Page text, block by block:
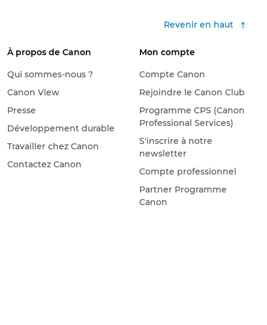
Revenir en haut
À propos de Canon
Qui sommes-nous ?
Canon View
Presse
Développement durable
Travailler chez Canon
Contactez Canon
Mon compte
Compte Canon
Rejoindre le Canon Club
Programme CPS (Canon
Professional Services)
S'inscrire à notre
newsletter
Compte professionnel
Partner Programme
Canon